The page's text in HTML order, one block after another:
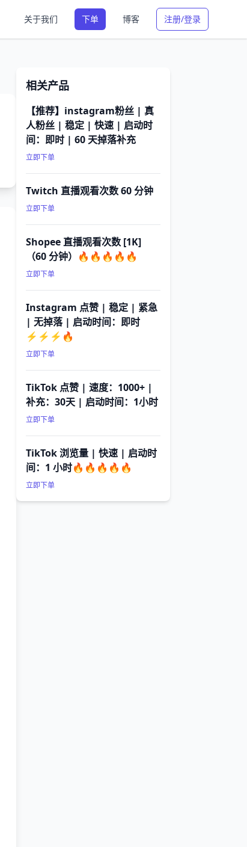
关于我们 下单 博客 注册/登录
相关产品
【推荐】instagram粉丝 | 真
人粉丝 | 稳定 | 快速 | 启动时
间：即时 | 60 天掉落补充
立即下单
Twitch 直播观看次数 60 分钟
立即下单
Shopee 直播观看次数 [1K]
（60 分钟）🔥🔥🔥🔥🔥
立即下单
Instagram 点赞 | 稳定 | 紧急
| 无掉落 | 启动时间：即时
⚡⚡⚡🔥
立即下单
TikTok 点赞 | 速度：1000+ |
补充：30天 | 启动时间：1小时
立即下单
TikTok 浏览量 | 快速 | 启动时
间：1 小时🔥🔥🔥🔥🔥
立即下单